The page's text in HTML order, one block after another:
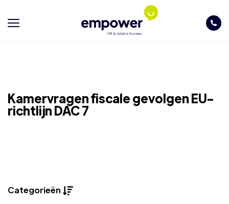
Kamervragen fiscale gevolgen EU-
richtlijn DAC 7
Categorieën